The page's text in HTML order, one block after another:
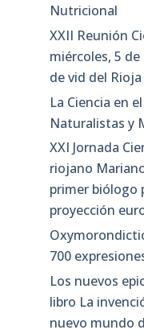
Nutricional
XXII Reunión
miércoles, 5
de vid del Rioja
La Ciencia en
Naturalistas y
XXI Jornada
riojano
primer biólogo
proyección
700
Los nuevos
libro La
nuevo mundo